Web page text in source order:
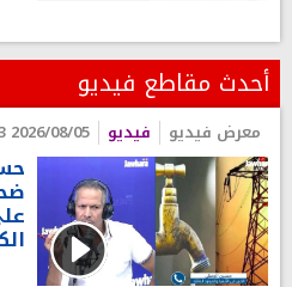
أحدث مقاطع فيديو
معرض فيديو فيديو 2026/08/05 10:33